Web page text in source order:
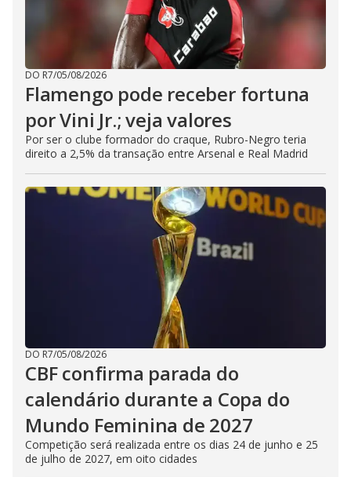
DO R7/05/08/2026
Flamengo pode receber fortuna
por Vini Jr.; veja valores
Por ser o clube formador do craque, Rubro-Negro teria
direito a 2,5% da transação entre Arsenal e Real Madrid
DO R7/05/08/2026
CBF confirma parada do
calendário durante a Copa do
Mundo Feminina de 2027
Competição será realizada entre os dias 24 de junho e 25
de julho de 2027, em oito cidades